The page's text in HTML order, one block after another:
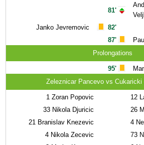
Janko Jevremovic
81'
82'
87'
Prolongations
95'
Zeleznicar Pancevo vs Cukaricki
1 Zoran Popovic
33 Nikola Djuricic
21 Branislav Knezevic
4 Nikola Zecevic
12
26
4
73